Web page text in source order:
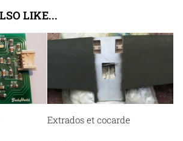
LIKE...
Extrados et cocarde